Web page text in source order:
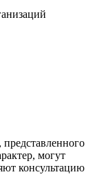
могут
консультацию